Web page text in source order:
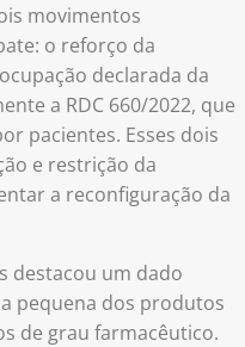
movimentos
o reforço da
declarada da
a RDC 660/2022, que
pacientes. Esses dois
e restrição da
a reconfiguração da
destacou um dado
pequena dos produtos
de grau farmacêutico.